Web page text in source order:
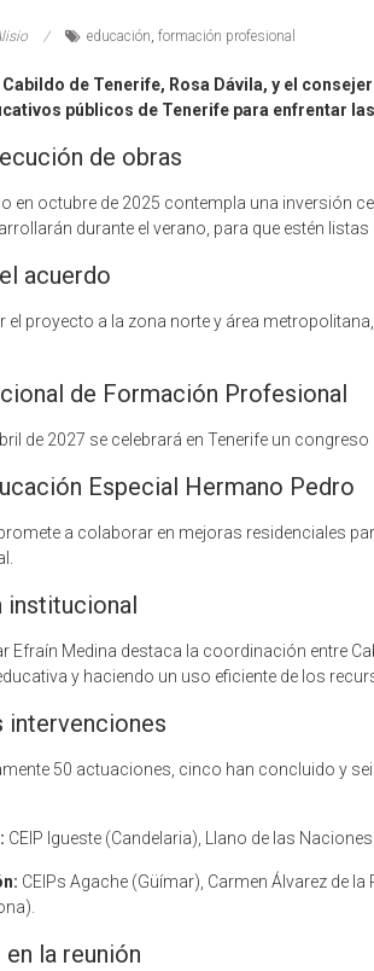
educación, formación profesional
de Tenerife, Rosa Dávila, y el
públicos de Tenerife para enfrentar
de obras
en octubre de 2025 contempla una inversión
durante el verano, para que estén listas
acuerdo
el proyecto a la zona norte y área
de Formación Profesional
de 2027 se celebrará en Tenerife un
Especial Hermano Pedro
a colaborar en mejoras residenciales
institucional
Efraín Medina destaca la coordinación entre
y haciendo un uso eficiente de los
intervenciones
50 actuaciones, cinco han concluido y
CEIP Igueste (Candelaria), Llano de las
CEIPs Agache (Güímar), Carmen Álvarez de
la reunión